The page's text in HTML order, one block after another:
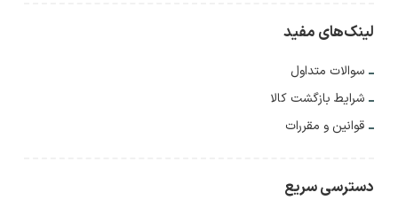
لینک‌های مفید
سوالات متداول
شرایط بازگشت کالا
قوانین و مقررات
دسترسی سریع